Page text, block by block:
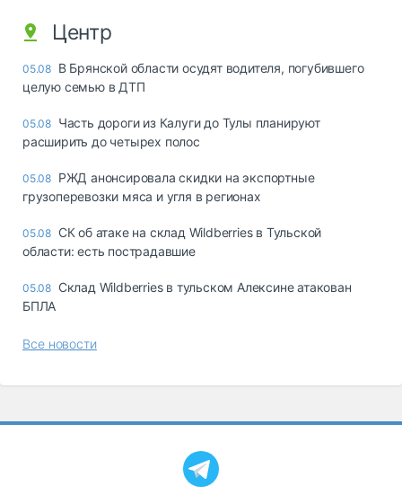
Центр
05.08 В Брянской области осудят водителя, погубившего
целую семью в ДТП
05.08 Часть дороги из Калуги до Тулы планируют
расширить до четырех полос
05.08 РЖД анонсировала скидки на экспортные
грузоперевозки мяса и угля в регионах
05.08 СК об атаке на склад Wildberries в Тульской
области: есть пострадавшие
05.08 Склад Wildberries в тульском Алексине атакован
БПЛА
Все новости